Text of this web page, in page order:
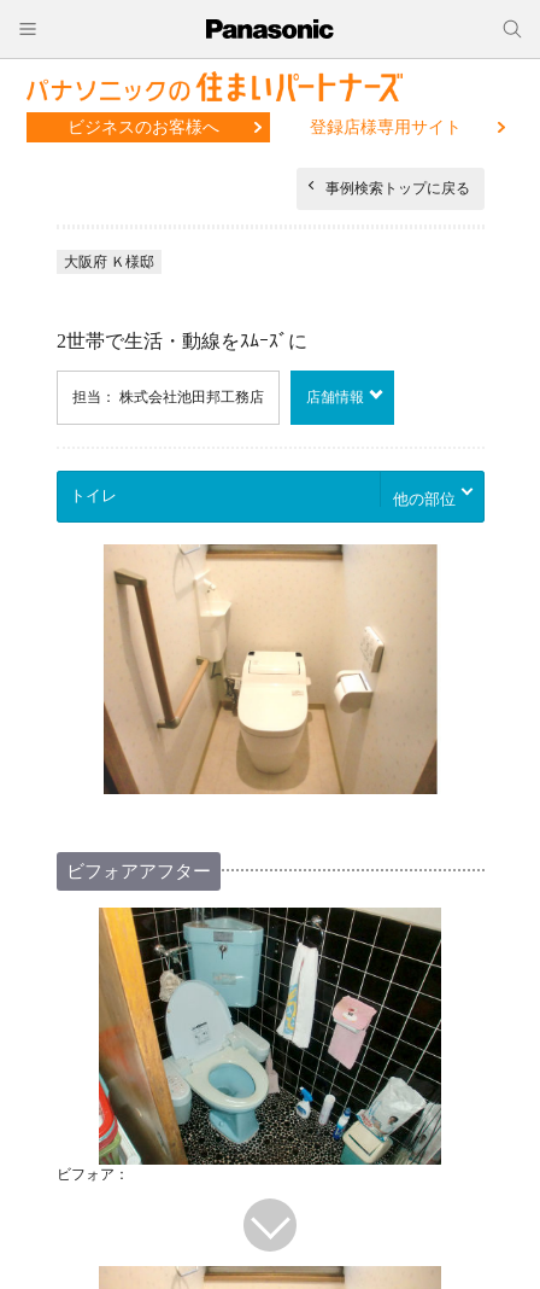
ビジネスのお客様へ 登録店様専用サイト
事例検索トップに戻る
大阪府 Ｋ様邸
2世帯で生活・動線をｽﾑｰｽﾞに
担当： 株式会社池田邦工務店 店舗情報
他の部位
ビフォアアフター
ビフォア：